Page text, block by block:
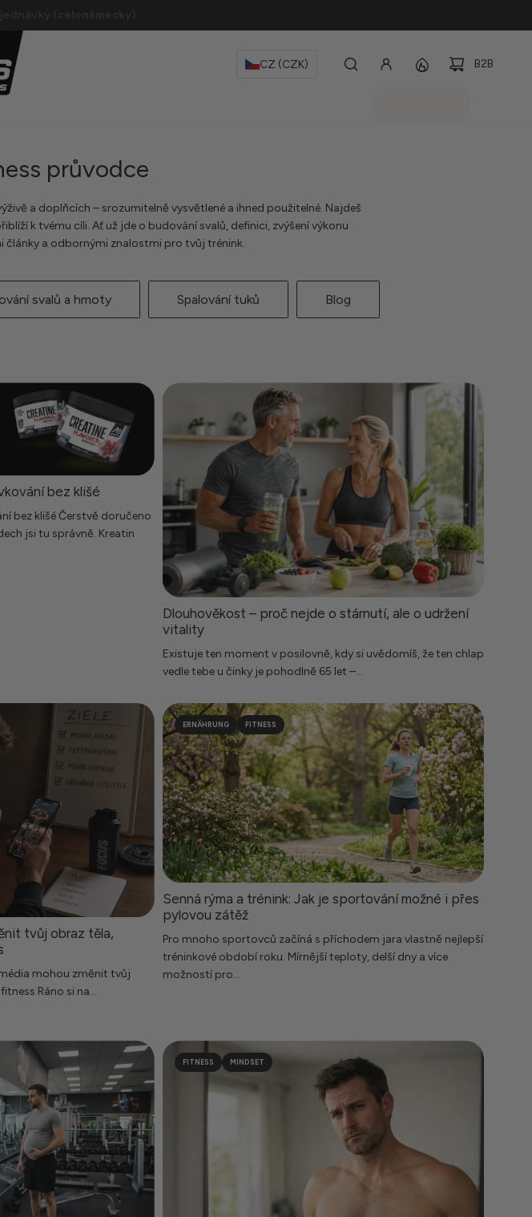
CZ (CZK) B2B
průvodce
a doplňcích – srozumitelně vysvětlené a ihned použitelné. Najdeš
k tvému cíli. Ať už jde o budování svalů, definici, zvýšení výkonu
články a odbornými znalostmi pro tvůj trénink.
svalů a hmoty Spalování tuků Blog
bez klišé
bez klišé Čerstvě doručeno
jsi tu správně. Kreatin
Dlouhověkost – proč nejde o stárnutí, ale o udržení
vitality
Existuje ten moment v posilovně, kdy si uvědomíš, že ten chlap
vedle tebe u činky je pohodlně 65 let –...
tvůj obraz těla,
mohou změnit tvůj
Ráno si na...
ERNÄHRUNG FITNESS
Senná rýma a trénink: Jak je sportování možné i přes
pylovou zátěž
Pro mnoho sportovců začíná s příchodem jara vlastně nejlepší
tréninkové období roku. Mírnější teploty, delší dny a více
možností pro...
FITNESS MINDSET